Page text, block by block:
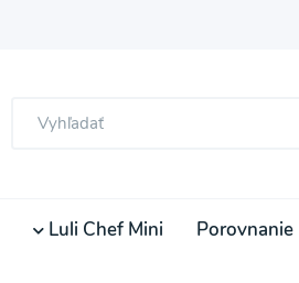
Luli Chef Mini Porovnanie